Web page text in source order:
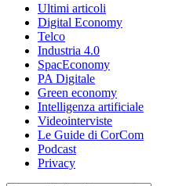
Ultimi articoli
Digital Economy
Telco
Industria 4.0
SpacEconomy
PA Digitale
Green economy
Intelligenza artificiale
Videointerviste
Le Guide di CorCom
Podcast
Privacy